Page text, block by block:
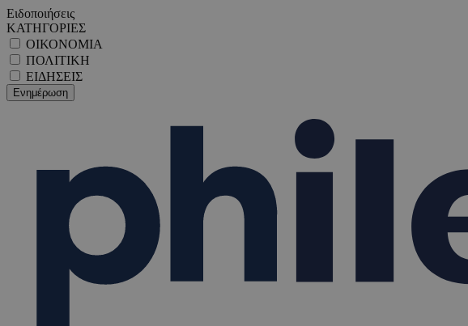
Ειδοποιήσεις
ΚΑΤΗΓΟΡΙΕΣ
ΟΙΚΟΝΟΜΙΑ
ΠΟΛΙΤΙΚΗ
ΕΙΔΗΣΕΙΣ